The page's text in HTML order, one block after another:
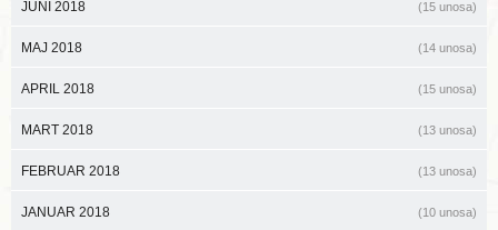
JUNI 2018 (15 unosa)
MAJ 2018 (14 unosa)
APRIL 2018 (15 unosa)
MART 2018 (13 unosa)
FEBRUAR 2018 (13 unosa)
JANUAR 2018 (10 unosa)